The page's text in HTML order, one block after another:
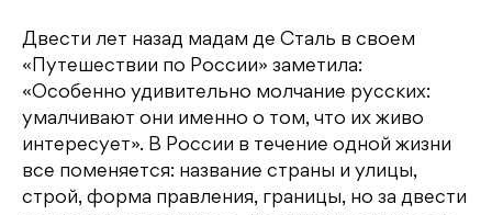
Двести лет назад мадам де Сталь в своем
«Путешествии по России» заметила:
«Особенно удивительно молчание русских:
умалчивают они именно о том, что их живо
интересует». В России в течение одной жизни
все поменяется: название страны и улицы,
строй, форма правления, границы, но за двести